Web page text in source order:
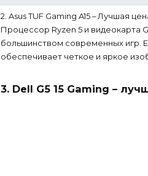
2. Asus TUF Gaming A15 – Лучшая
Процессор Ryzen 5 и видеокарта
большинством современных игр.
обеспечивает четкое и яркое
3. Dell G5 15 Gaming –